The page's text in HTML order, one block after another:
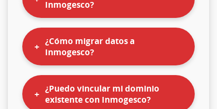
Inmogesco?
¿Cómo migrar datos a
Inmogesco?
¿Puedo vincular mi dominio
existente con Inmogesco?